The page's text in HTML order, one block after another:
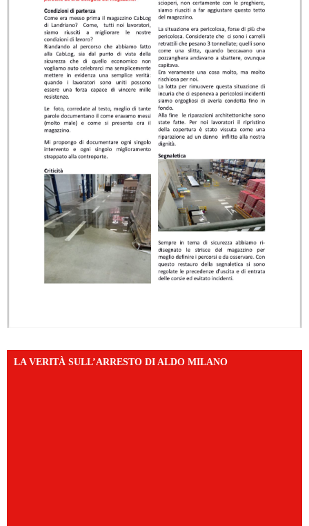
LA VERITÀ SULL’ARRESTO DI ALDO MILANO